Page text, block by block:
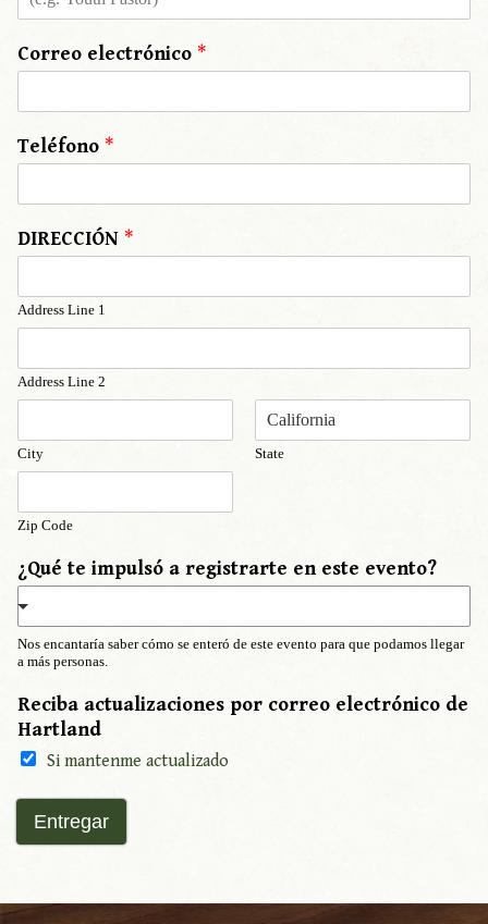
Correo electrónico *
Teléfono *
DIRECCIÓN *
Address Line 1
Address Line 2
City State
Zip Code
¿Qué te impulsó a registrarte en este evento?
Nos encantaría saber cómo se enteró de este evento para que podamos llegar
a más personas.
Reciba actualizaciones por correo electrónico de
Hartland
Si mantenme actualizado
Entregar